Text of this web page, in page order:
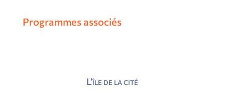
Programmes associés
L’île de la cité